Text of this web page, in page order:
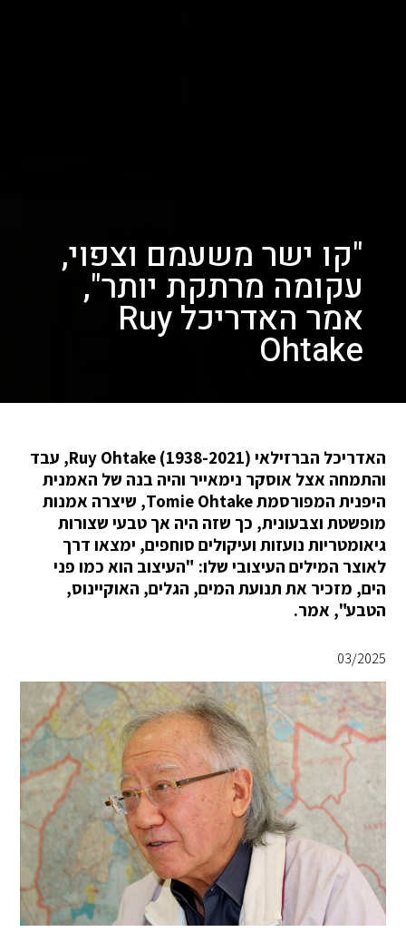
"קו ישר משעמם וצפוי,
עקומה מרתקת יותר",
אמר האדריכל Ruy
Ohtake
האדריכל הברזילאי Ruy Ohtake (1938-2021), עבד
והתמחה אצל אוסקר נימאייר והיה בנה של האמנית
היפנית המפורסמת Tomie Ohtake, שיצרה אמנות
מופשטת וצבעונית, כך שזה היה אך טבעי שצורות
גיאומטריות נועזות ועיקולים סוחפים, ימצאו דרך
לאוצר המילים העיצובי שלו: "העיצוב הוא כמו פני
הים, מזכיר את תנועת המים, הגלים, האוקיינוס,
הטבע", אמר.
03/2025